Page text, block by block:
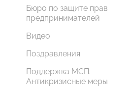
Бюро по защите прав
предпринимателей
Видео
Поздравления
Поддержка МСП.
Антикризисные меры